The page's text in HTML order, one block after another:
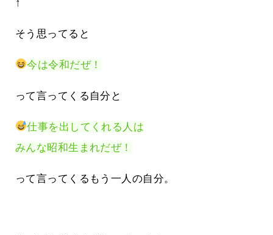
↑
そう思ってると
今は令和だぜ！
って言ってくる自分と
仕事を出してくれる人は
みんな昭和生まれだぜ！
って言ってくるもう一人の自分。